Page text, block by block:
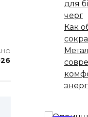
для
черг
Как